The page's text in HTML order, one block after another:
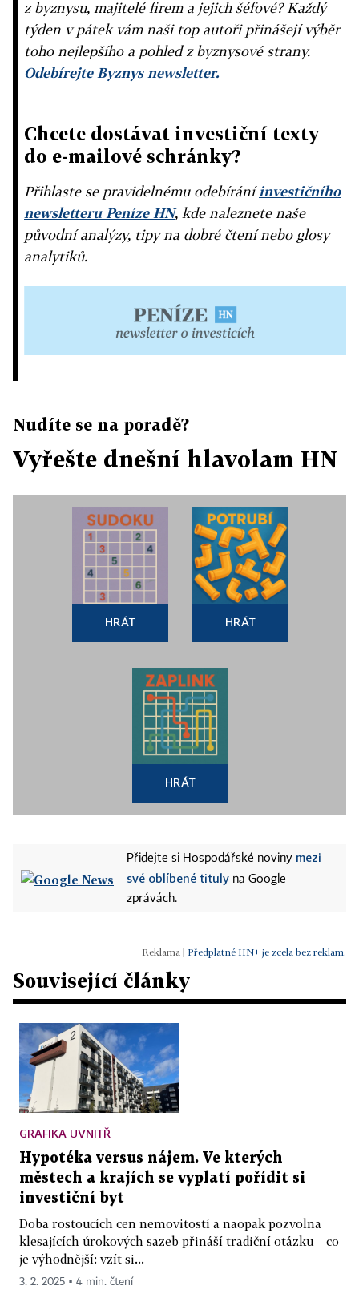
z byznysu, majitelé firem a jejich šéfové? Každý
týden v pátek vám naši top autoři přinášejí výběr
toho nejlepšího a pohled z byznysové strany.
Odebírejte Byznys newsletter.
Chcete dostávat investiční texty
do e-mailové schránky?
Přihlaste se pravidelnému odebíráníinvestičního
newsletteru Peníze HN, kde naleznete naše
původní analýzy, tipy na dobré čtení nebo glosy
analytiků.
Nudíte se na poradě?
Vyřešte dnešní hlavolam HN
HRÁT HRÁT
HRÁT
Přidejte si Hospodářské noviny mezi
své oblíbené tituly na Google
zprávách.
Předplatné HN+ je zcela bez reklam.
Související články
GRAFIKA UVNITŘ
Hypotéka versus nájem. Ve kterých
městech a krajích se vyplatí pořídit si
investiční byt
Doba rostoucích cen nemovitostí a naopak pozvolna
klesajících úrokových sazeb přináší tradiční otázku – co
je výhodnější: vzít si...
3. 2. 2025 ▪ 4 min. čtení